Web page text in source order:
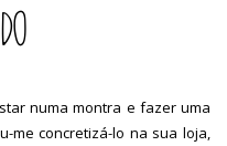
numa montra e fazer uma
me concretizá-lo na sua loja,